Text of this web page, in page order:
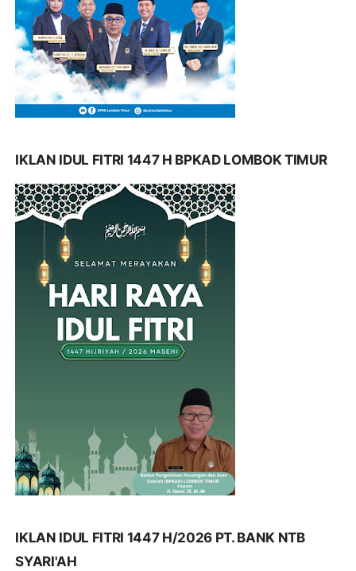
IKLAN IDUL FITRI 1447 H BPKAD LOMBOK TIMUR
IKLAN IDUL FITRI 1447 H/2026 PT. BANK NTB
SYARI'AH